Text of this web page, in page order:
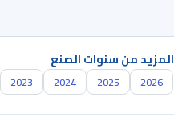
المزيد من سنوات الصنع
2026
2025
2024
2023